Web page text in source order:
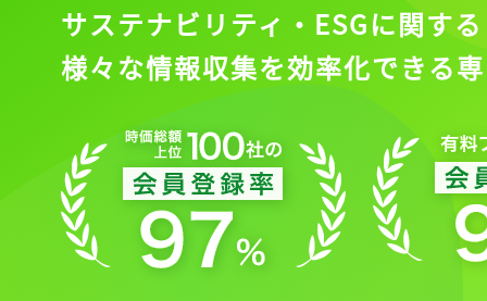
サステナビリティ・ESGに関する
様々な情報収集を効率化できる